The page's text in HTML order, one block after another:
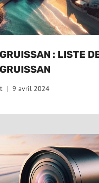
: LISTE
9 avril 2024